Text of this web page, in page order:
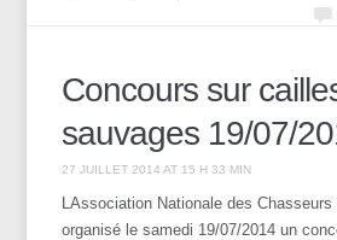
Concours sur
sauvages 19/07/
27 JUILLET 2014 AT 15 H 33 MIN
LAssociation Nationale des
organisé le samedi 19/07/2014 un